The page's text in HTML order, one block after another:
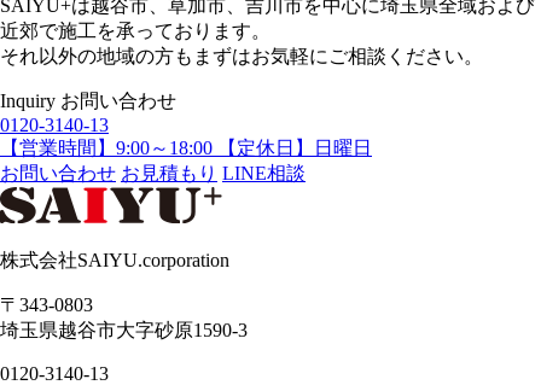
SAIYU+は越谷市、草加市、吉川市を中心に埼玉県全域および
近郊で施工を承っております。
それ以外の地域の方もまずはお気軽にご相談ください。
Inquiry お問い合わせ
0120-3140-13
【営業時間】9:00～18:00 【定休日】日曜日
お問い合わせ お見積もり LINE相談
株式会社SAIYU.corporation
〒343-0803
埼玉県越谷市大字砂原1590-3
0120-3140-13